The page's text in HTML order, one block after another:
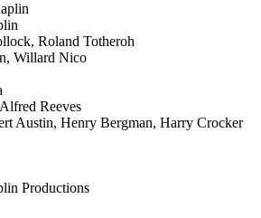
Roland Totheroh
Willard Nico
Alfred Reeves
Austin, Henry Bergman, Harry Crocker
Productions